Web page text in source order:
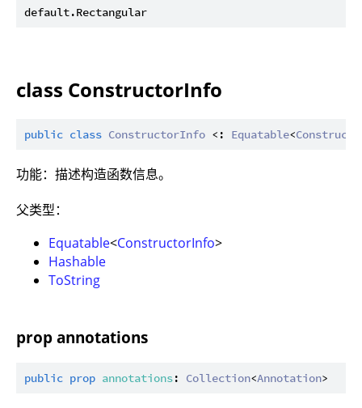
class ConstructorInfo
public class ConstructorInfo <: Equatable<
功能：描述构造函数信息。
父类型：
Equatable<ConstructorInfo>
Hashable
ToString
prop annotations
public prop annotations: Collection<Annotation